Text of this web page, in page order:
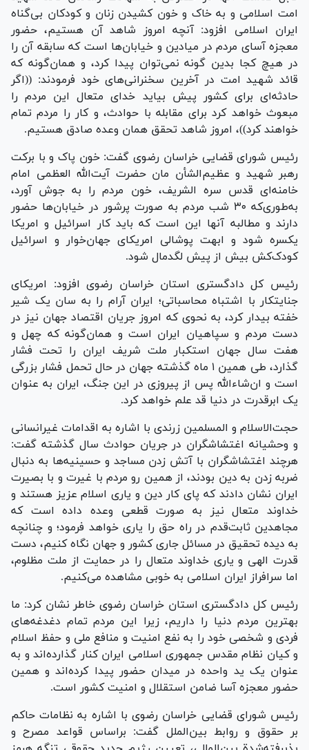
امت اسلامی و به خاک و خون کشیدن زنان و کودکان بی‌گناه
ایران اسلامی افزود: آنچه امروز شاهد آن هستیم، حضور
معجزه آسای مردم در میادین و خیابان‌ها است که سابقه آن را
در هیچ کجا بدین گونه نمی‌توان پیدا کرد، و همان‌گونه که
قائد شهید امت در آخرین سخنرانی‌های خود فرمودند: ((اگر
حادثه‌ای برای کشور پیش بیاید خدای متعال این مردم را
مبعوث خواهد کرد برای مقابله با حوادث، و کار را مردم تمام
خواهند کرد))، امروز شاهد تحقق همان وعده صادق هستیم.
رئیس شورای قضایی خراسان رضوی گفت: خون پاک و با برکت
رهبر شهید و عظیم‌الشأن مان حضرت آیت‌الله العظمی امام
خامنه‌ای قدس سره الشریف، خون مردم را به جوش آورد،
به‌طوری‌که ۳۰ شب مردم به صورت پرشور در خیابان‌ها حضور
دارند و مطالبه آنها این است که باید کار اسرائیل و امریکا
یکسره شود و ابهت پوشالی امریکای جهان‌خوار و اسرائیل
کودک‌کش بیش از پیش لگدمال شود.
رئیس کل دادگستری استان خراسان رضوی افزود: امریکای
جنایتکار با اشتباه محاسباتی؛ ایران آرام را به سان یک شیر
خفته بیدار کرد، به نحوی که امروز جریان اقتصاد جهان نیز در
دست مردم و سپاهیان ایران است و همان‌گونه که چهل و
هفت سال جهان استکبار ملت شریف ایران را تحت فشار
گذارد، طی همین ۱ ماه گذشته جهان در حال تحمل فشار بزرگی
است و ان‌شاءالله پس از پیروزی در این جنگ، ایران به عنوان
یک ابرقدرت در دنیا قد علم خواهد کرد.
حجت‌الاسلام و المسلمین زرندی با اشاره به اقدامات غیرانسانی
و وحشیانه اغتشاشگران در جریان حوادث سال گذشته گفت:
هرچند اغتشاشگران با آتش زدن مساجد و حسینیه‌ها به دنبال
ضربه زدن به دین بودند، از همین رو مردم با غیرت و با بصیرت
ایران نشان دادند که پای کار دین و یاری اسلام عزیز هستند و
خداوند متعال نیز به صورت قطعی وعده داده است که
مجاهدین ثابت‌قدم در راه حق را یاری خواهد فرمود؛ و چنانچه
به دیده تحقیق در مسائل جاری کشور و جهان نگاه کنیم، دست
قدرت الهی و یاری خداوند متعال را در حمایت از ملت مظلوم،
اما سرافراز ایران اسلامی به خوبی مشاهده می‌کنیم.
رئیس کل دادگستری استان خراسان رضوی خاطر نشان کرد: ما
بهترین مردم دنیا را داریم، زیرا این مردم تمام دغدغه‌های
فردی و شخصی خود را به نفع امنیت و منافع ملی و حفظ اسلام
و کیان نظام مقدس جمهوری اسلامی ایران کنار گذارده‌اند و به
عنوان یک ید واحده در میدان حضور پیدا کرده‌اند و همین
حضور معجزه آسا ضامن استقلال و امنیت کشور است.
رئیس شورای قضایی خراسان رضوی با اشاره به نظامات حاکم
بر حقوق و روابط بین‌الملل گفت: براساس قواعد مصرح و